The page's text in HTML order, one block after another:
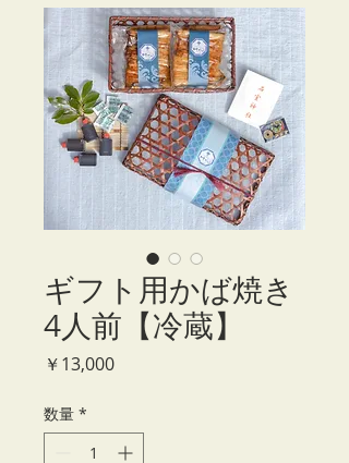
ギフト用かば焼き
4人前【冷蔵】
￥13,000価
数量 *